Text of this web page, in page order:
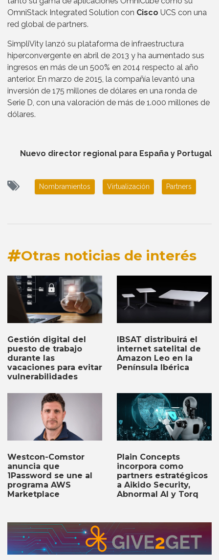
OmniStack Integrated Solution con Cisco UCS con una
red global de partners.
SimpliVity lanzó su plataforma de infraestructura
hiperconvergente en abril de 2013 y ha aumentado sus
ingresos en más de un 500% en 2014 respecto al año
anterior. En marzo de 2015, la compañía levantó una
inversión de 175 millones de dólares en una ronda de
Serie D, con una valoración de más de 1.000 millones de
dólares.
Nuevo director regional para España y Portugal
Nombramientos Virtualización Partners
Otras noticias de interés
Gestión digital del
puesto de trabajo
durante las
vacaciones para evitar
vulnerabilidades
IBSAT distribuirá el
internet satelital de
Amazon Leo en la
Península Ibérica
Westcon-Comstor
anuncia que
1Password se une al
programa AWS
Marketplace
Plain Concepts
incorpora como
partners estratégicos
a Aikido Security,
Abnormal AI y Torq